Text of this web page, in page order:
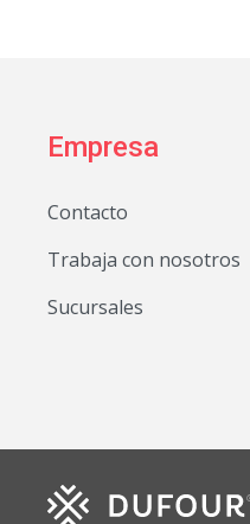
Empresa
Contacto
Trabaja con nosotros
Sucursales